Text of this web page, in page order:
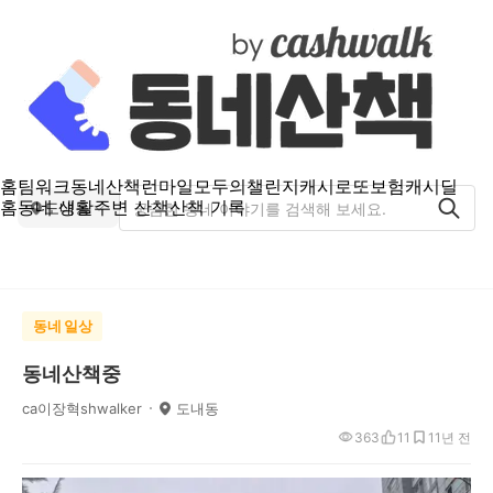
홈팀워크동네산책런마일모두의챌린지캐시로또보험캐시딜
홈동네 생활주변 산책산책 기록
도내동
동네 일상
동네산책중
ca이장혁shwalker 도내동
1년 전
363 11 1